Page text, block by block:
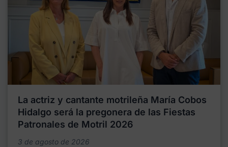
La actriz y cantante motrileña María Cobos
Hidalgo será la pregonera de las Fiestas
Patronales de Motril 2026
3 de agosto de 2026